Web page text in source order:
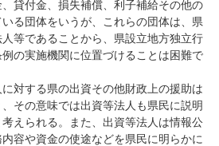
貸付金、損失補償、利子補給その他の
る団体をいうが、これらの団体は、県
等であることから、県設立地方独立行
の実施機関に位置づけることは困難で
対する県の出資その他財政上の援助は
その意味では出資等法人も県民に説明
えられる。また、出資等法人は情報公
容や資金の使途などを県民に明らかに